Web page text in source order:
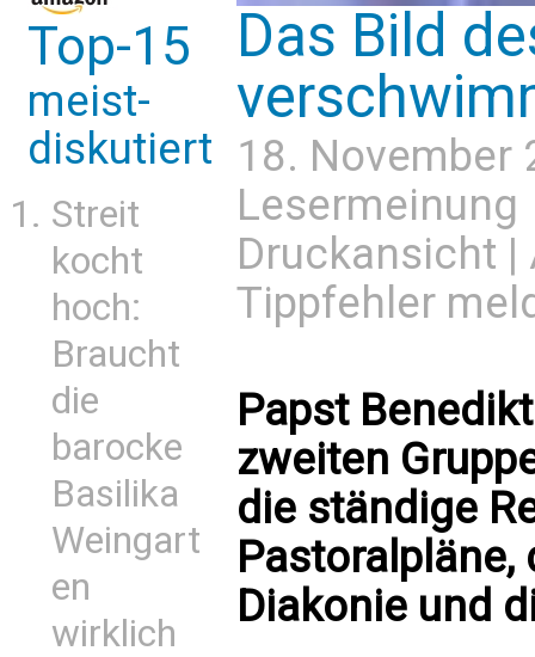
Top-15
meist-
diskutiert
Streit
kocht
hoch:
Braucht
die
barocke
Basilika
Weingart
en
wirklich
Das Bild
18. November
Lesermeinung
Druckansicht |
Tippfehler
Papst
zweiten
die ständige
Pastoralpläne,
Diakonie und